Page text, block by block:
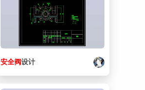
安全阀设计